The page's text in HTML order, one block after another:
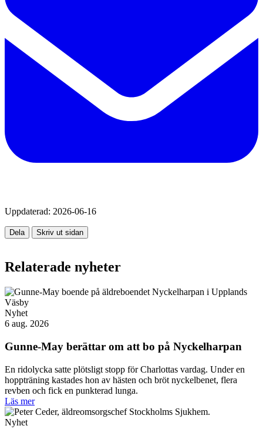
Uppdaterad: 2026-06-16
Dela Skriv ut sidan
Relaterade nyheter
Nyhet
6 aug. 2026
Gunne-May berättar om att bo på Nyckelharpan
En ridolycka satte plötsligt stopp för Charlottas vardag. Under en
hoppträning kastades hon av hästen och bröt nyckelbenet, flera
revben och fick en punkterad lunga.
Läs mer
Nyhet